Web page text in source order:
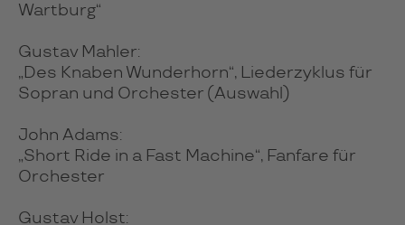
Wartburg“
Gustav Mahler:
„Des Knaben Wunderhorn“, Liederzyklus für
Sopran und Orchester (Auswahl)
John Adams:
„Short Ride in a Fast Machine“, Fanfare für
Orchester
Gustav Holst: